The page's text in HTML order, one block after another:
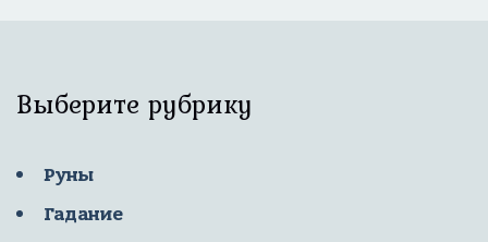
Выберите рубрику
Руны
Гадание